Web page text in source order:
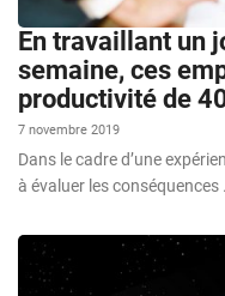
En travaillant un
semaine, ces
productivité de
7 novembre 2019
Dans le cadre d’une
à évaluer les conséquences